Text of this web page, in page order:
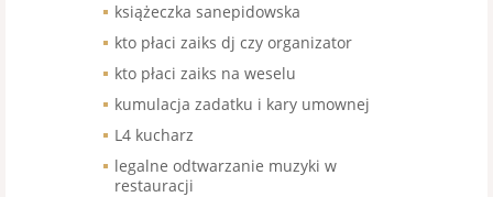
książeczka sanepidowska
kto płaci zaiks dj czy organizator
kto płaci zaiks na weselu
kumulacja zadatku i kary umownej
L4 kucharz
legalne odtwarzanie muzyki w
restauracji